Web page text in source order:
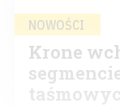
NOWOŚCI
Krone